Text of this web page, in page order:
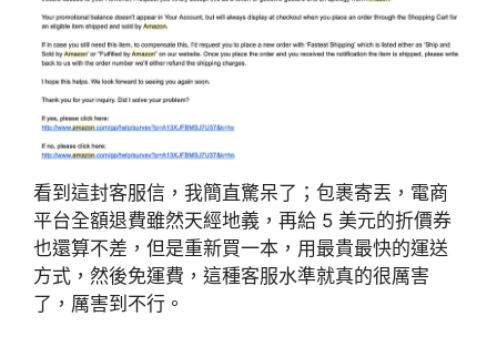
看到這封客服信，我簡直驚呆了；包裹寄丟，電商
平台全額退費雖然天經地義，再給 5 美元的折價券
也還算不差，但是重新買一本，用最貴最快的運送
方式，然後免運費，這種客服水準就真的很厲害
了，厲害到不行。